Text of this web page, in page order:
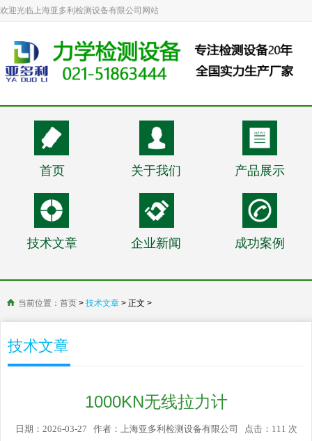
欢迎光临上海亚多利检测设备有限公司网站
首页 关于我们 产品展示
技术文章 企业新闻 成功案例
当前位置： 首页 > 技术文章 > 正文 >
技术文章
1000KN无线拉力计
日期：2026-03-27 作者：上海亚多利检测设备有限公司 点击：111 次